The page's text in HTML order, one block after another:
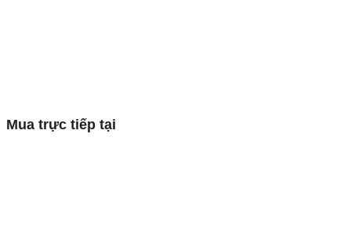
Mua trực tiếp tại